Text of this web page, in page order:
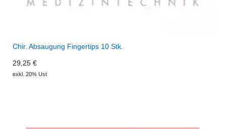
Chir. Absaugung Fingertips 10 Stk.
29,25 €
exkl. 20% Ust